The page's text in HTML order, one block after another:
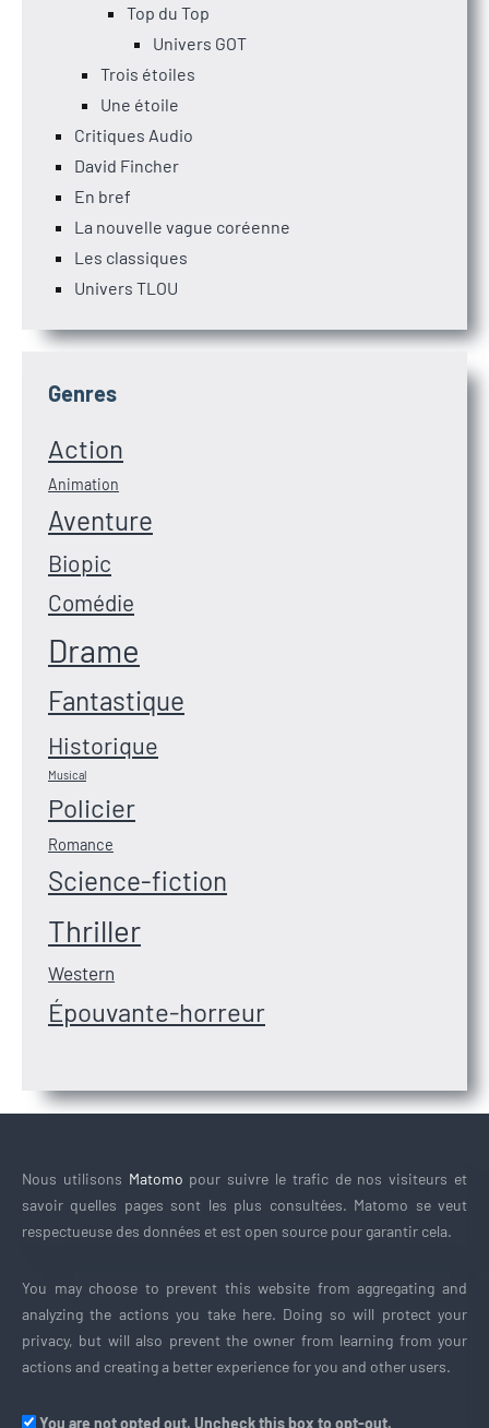
Top du Top
Univers GOT
Trois étoiles
Une étoile
Critiques Audio
David Fincher
En bref
La nouvelle vague coréenne
Les classiques
Univers TLOU
Genres
Action
Animation
Aventure
Biopic
Comédie
Drame
Fantastique
Historique
Musical
Policier
Romance
Science-fiction
Thriller
Western
Épouvante-horreur
Nous utilisons Matomo pour suivre le trafic de nos visiteurs et
savoir quelles pages sont les plus consultées. Matomo se veut
respectueuse des données et est open source pour garantir cela.
You may choose to prevent this website from aggregating and
analyzing the actions you take here. Doing so will protect your
privacy, but will also prevent the owner from learning from your
actions and creating a better experience for you and other users.
You are not opted out. Uncheck this box to opt-out.